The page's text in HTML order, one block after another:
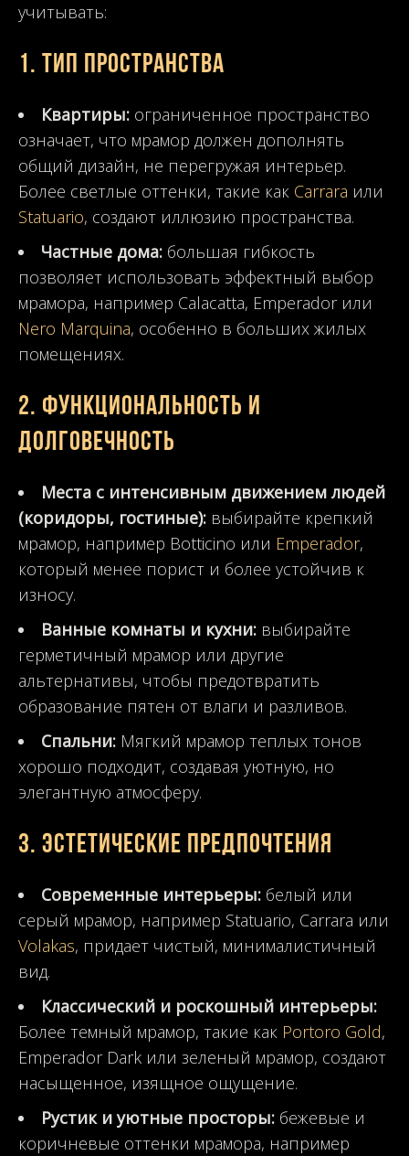
учитывать:
1. Тип пространства
Квартиры: ограниченное пространство
означает, что мрамор должен дополнять
общий дизайн, не перегружая интерьер.
Более светлые оттенки, такие как Carrara или
Statuario, создают иллюзию пространства.
Частные дома: большая гибкость
позволяет использовать эффектный выбор
мрамора, например Calacatta, Emperador или
Nero Marquina, особенно в больших жилых
помещениях.
2. Функциональность и
долговечность
Места с интенсивным движением людей
(коридоры, гостиные): выбирайте крепкий
мрамор, например Botticino или Emperador,
который менее порист и более устойчив к
износу.
Ванные комнаты и кухни: выбирайте
герметичный мрамор или другие
альтернативы, чтобы предотвратить
образование пятен от влаги и разливов.
Спальни: Мягкий мрамор теплых тонов
хорошо подходит, создавая уютную, но
элегантную атмосферу.
3. Эстетические предпочтения
Современные интерьеры: белый или
серый мрамор, например Statuario, Carrara или
Volakas, придает чистый, минималистичный
вид.
Классический и роскошный интерьеры:
Более темный мрамор, такие как Portoro Gold,
Emperador Dark или зеленый мрамор, создают
насыщенное, изящное ощущение.
Рустик и уютные просторы: бежевые и
коричневые оттенки мрамора, например